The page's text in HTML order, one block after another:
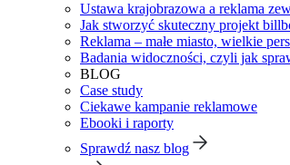
Ustawa krajobrazowa a reklama
Jak stworzyć skuteczny projekt
Reklama – małe miasto, wielkie
Badania widoczności, czyli jak
BLOG
Case study
Ciekawe kampanie reklamowe
Ebooki i raporty
Sprawdź nasz blog